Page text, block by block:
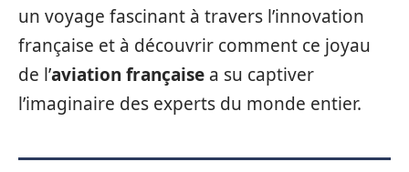
un voyage fascinant à travers l’innovation
française et à découvrir comment ce joyau
de l’aviation française a su captiver
l’imaginaire des experts du monde entier.